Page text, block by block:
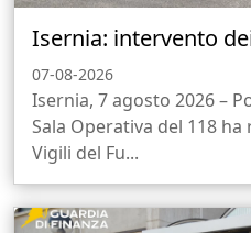
Isernia: intervento
07-08-2026
Isernia, 7 agosto 2026 –
Sala Operativa del 118
Vigili del Fu...